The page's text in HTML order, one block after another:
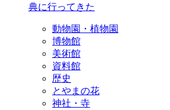
典に行ってきた
動物園・植物園
博物館
美術館
資料館
歴史
とやまの花
神社・寺